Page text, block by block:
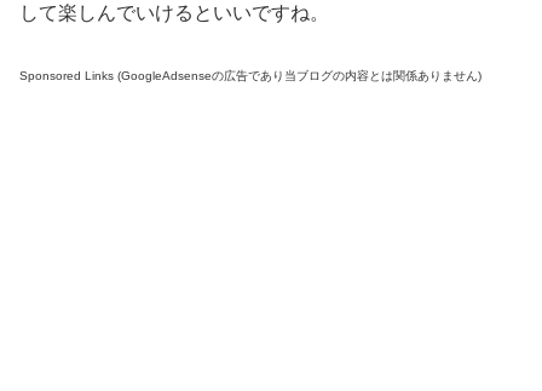
して楽しんでいけるといいですね。
Sponsored Links (GoogleAdsenseの広告であり当ブログの内容とは関係ありません)